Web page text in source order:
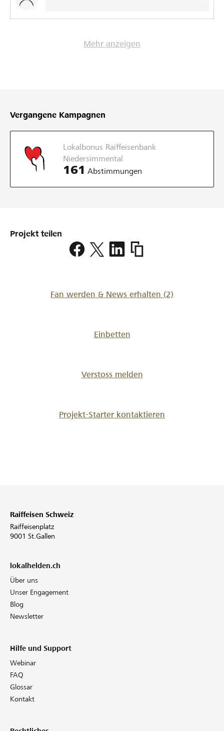
Mehr anzeigen
Vergangene Kampagnen
Lokalbonus Raiffeisenbank
Niedersimmental
161 Abstimmungen
Projekt teilen
https://
Fan werden & News erhalten (2)
Einbetten
Verstoss melden
Projekt-Starter kontaktieren
Raiffeisen Schweiz
Raiffeisenplatz
9001 St.Gallen
lokalhelden.ch
Über uns
Unser Engagement
Blog
Newsletter
Hilfe und Support
Webinar
FAQ
Glossar
Kontakt